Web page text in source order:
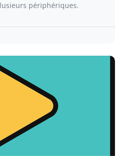
périphériques.